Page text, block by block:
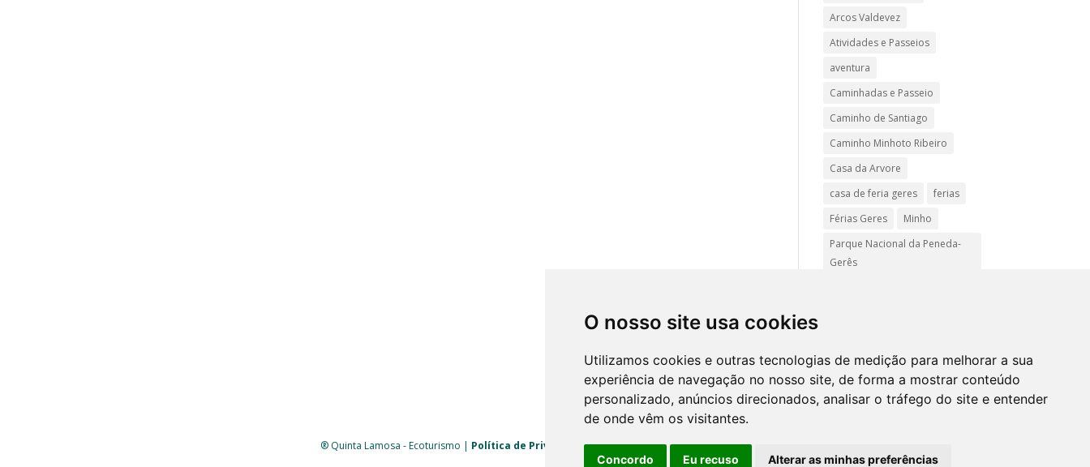
O nosso site usa cookies
Utilizamos cookies e outras tecnologias de medição para melhorar a sua
experiência de navegação no nosso site, de forma a mostrar conteúdo
personalizado, anúncios direcionados, analisar o tráfego do site e entender
de onde vêm os visitantes.
Concordo Eu recuso Alterar as minhas preferências
Arcos Valdevez
Atividades e Passeios
aventura
Caminhadas e Passeio
Caminho de Santiago
Caminho Minhoto Ribeiro
Casa da Arvore
casa de feria geres
ferias
Férias Geres
Minho
Parque Nacional da Peneda-
Gerês
Turismo Rural Gerês
® Quinta Lamosa - Ecoturismo | Política de Privacidade|Livro de Reclamações| Mapasite